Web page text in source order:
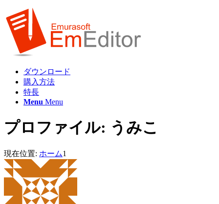
ダウンロード
購入方法
特長
Menu Menu
プロファイル: うみこ
現在位置: ホーム1